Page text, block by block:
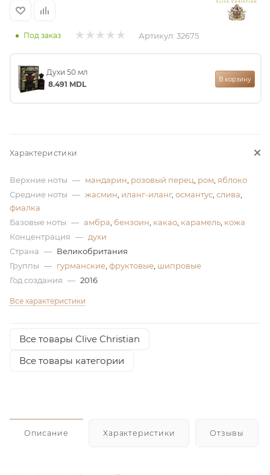
Под заказ Артикул: 32675
Духи 50 мл
8.491 MDL
В корзину
Характеристики
Верхние ноты — мандарин розовый перец ром яблоко
Средние ноты — жасмин иланг-иланг, османтус слива
фиалка
Базовые ноты — амбра бензоин какао карамель кожа
Концентрация — духи
Страна — Великобритания
Группы — гурманские фруктовые шипровые
Год создания — 2016
Все характеристики
Все товары Clive Christian
Все товары категории
Описание Характеристики Отзывы